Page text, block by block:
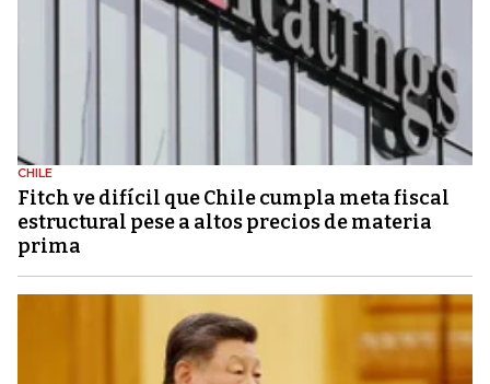
CHILE
Fitch ve difícil que Chile cumpla meta fiscal
estructural pese a altos precios de materia
prima